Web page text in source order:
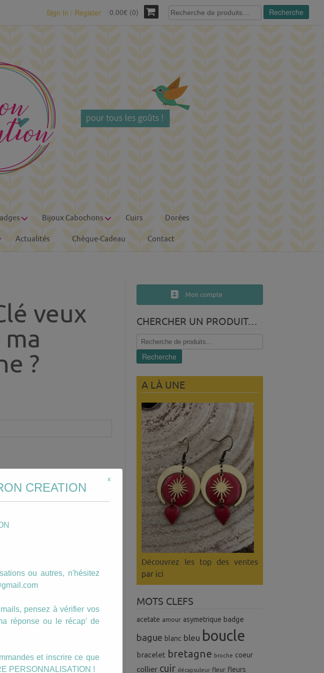
Sign In / Register 0.00€ (0)
Recherche
pour :
Recherche
Bijoux Cabochons Cuirs Dorées
Actualités Chèque-Cadeau Contact
veux
?
Mon compte
CHERCHER UN PRODUIT…
Recherche
pour :
Recherche
A LÀ UNE
Découvrez les top des ventes
par ici
MOTS CLEFS
acetate amour asymetrique badge
bague blanc bleu boucle
bracelet bretagne broche coeur
collier cuir décapsuleur fleur fleurs
CREATION
ou autres, n'hésitez
pensez à vérifier vos
réponse ou le récap' de
et inscrire ce que
PERSONNALISATION !
x